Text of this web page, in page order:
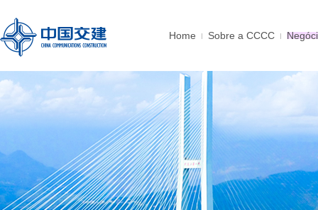
Home Sobre a CCCC